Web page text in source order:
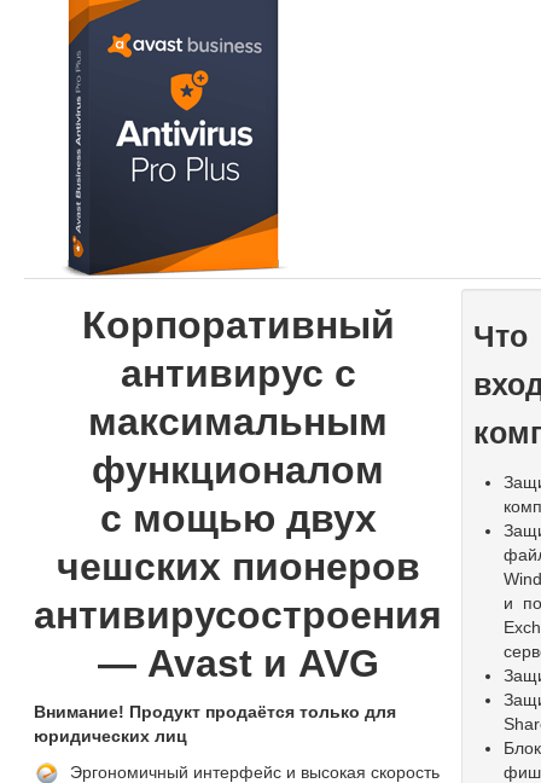
Корпоративный
антивирус с
максимальным
функционалом
c мощью двух
чешских пионеров
антивирусостроения
— Avast и AVG
Внимание! Продукт продаётся только для
юридических лиц
Эргономичный интерфейс и высокая скорость
Что
и